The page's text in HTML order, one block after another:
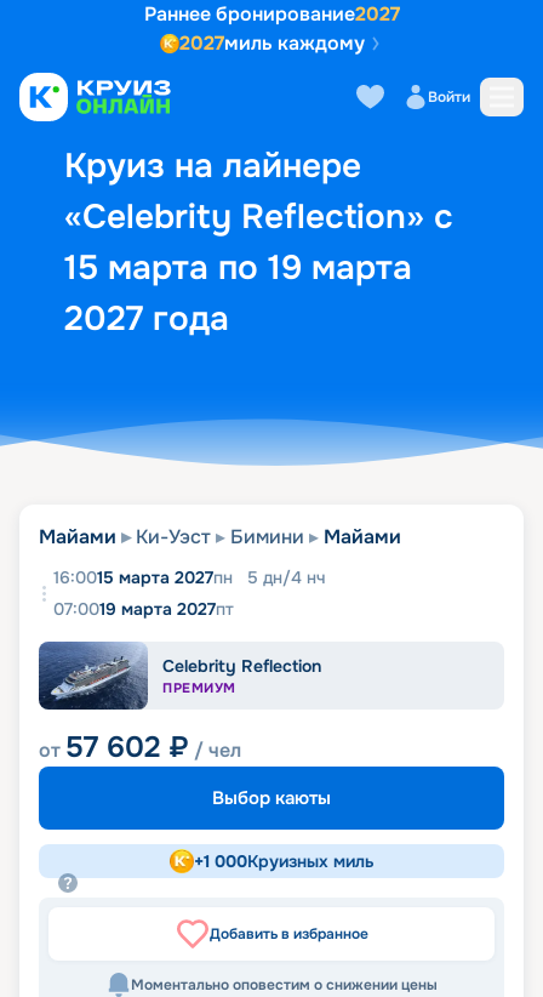
Раннее бронирование2027
2027миль каждому
Войти
Круиз на лайнере
«Celebrity Reflection» с
15 марта по 19 марта
2027 года
Выбор кают Маршрут и
Майами Ки-Уэст Бимини Майами
16:0015 марта 2027пн 5 дн/4 нч
07:0019 марта 2027пт
Celebrity Reflection
ПРЕМИУМ
от 57 602 ₽ / чел
Выбор каюты
+1 000Круизных миль
Добавить в избранное
Моментально оповестим о снижении цены